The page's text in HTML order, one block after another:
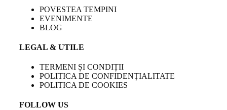
POVESTEA TEMPINI
EVENIMENTE
BLOG
LEGAL & UTILE
TERMENI ȘI CONDIȚII
POLITICA DE CONFIDENȚIALITATE
POLITICA DE COOKIES
FOLLOW US